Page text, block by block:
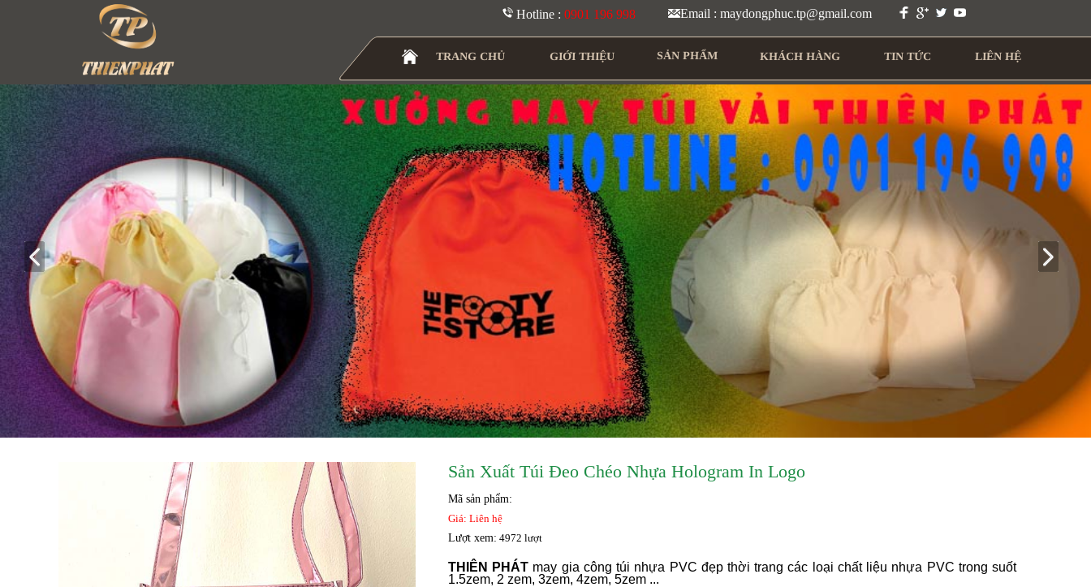
Email : maydongphuc.tp@gmail.com
Hotline : 0901 196 998
TRANG CHỦ GIỚI THIỆU SẢN PHẨM KHÁCH HÀNG TIN TỨC LIÊN HỆ
Sản Xuất Túi Đeo Chéo Nhựa Hologram In Logo
Mã sản phẩm:
Giá: Liên hệ
Lượt xem: 4972 lượt
THIÊN PHÁT may gia công túi nhựa PVC đẹp thời trang các loại chất liệu nhựa PVC trong suốt
1.5zem, 2 zem, 3zem, 4zem, 5zem ...